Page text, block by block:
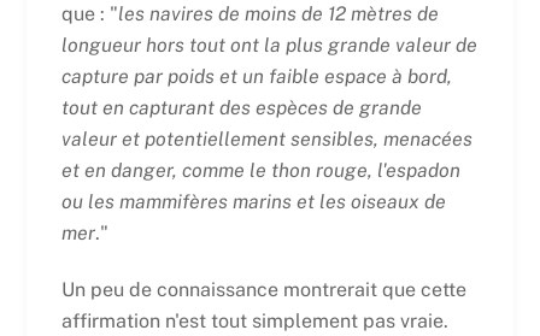
que : "les navires de moins de 12 mètres de
longueur hors tout ont la plus grande valeur de
capture par poids et un faible espace à bord,
tout en capturant des espèces de grande
valeur et potentiellement sensibles, menacées
et en danger, comme le thon rouge, l'espadon
ou les mammifères marins et les oiseaux de
mer."
Un peu de connaissance montrerait que cette
affirmation n'est tout simplement pas vraie.